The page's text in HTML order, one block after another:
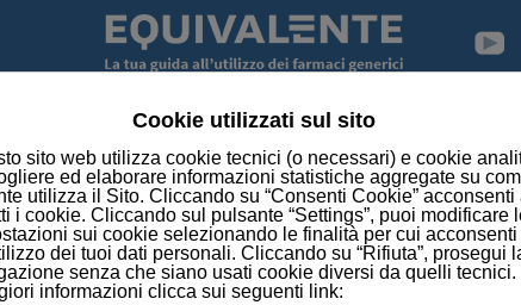
del rischio infarto, possibili interventi
un elisir di lunga vita